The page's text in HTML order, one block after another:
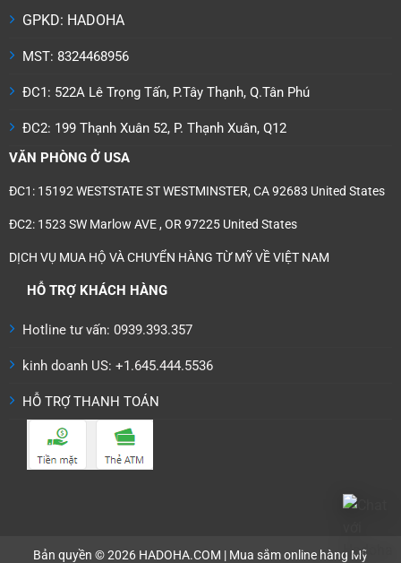
GPKD: HADOHA
MST: 8324468956
ĐC1: 522A Lê Trọng Tấn, P.Tây Thạnh, Q.Tân Phú
ĐC2: 199 Thạnh Xuân 52, P. Thạnh Xuân, Q12
VĂN PHÒNG Ở USA
ĐC1: 15192 WESTSTATE ST WESTMINSTER, CA 92683 United States
ĐC2: 1523 SW Marlow AVE , OR 97225 United States
DỊCH VỤ MUA HỘ VÀ CHUYỂN HÀNG TỪ MỸ VỀ VIỆT NAM
HỖ TRỢ KHÁCH HÀNG
Hotline tư vấn: 0939.393.357
kinh doanh US: +1.645.444.5536
HỖ TRỢ THANH TOÁN
Bản quyền © 2026 HADOHA.COM | Mua sắm online hàng Mỹ